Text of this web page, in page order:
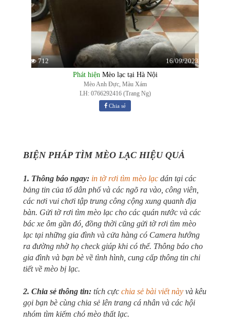
712
16/09/2023
Phát hiện Mèo lạc tại Hà Nội
Mèo Anh Đực, Màu Xám
LH: 0766292416 (Trang Ng)
Chia sẻ
BIỆN PHÁP TÌM MÈO LẠC HIỆU QUẢ
1. Thông báo ngay: in tờ rơi tìm mèo lạc dán tại các
bảng tin của tổ dân phố và các ngõ ra vào, công viên,
các nơi vui chơi tập trung công cộng xung quanh địa
bàn. Gửi tờ rơi tìm mèo lạc cho các quán nước và các
bác xe ôm gần đó, đồng thời cũng gửi tờ rơi tìm mèo
lạc tại những gia đình và cửa hàng có Camera hướng
ra đường nhờ họ check giúp khi có thể. Thông báo cho
gia đình và bạn bè về tình hình, cung cấp thông tin chi
tiết về mèo bị lạc.
2. Chia sẻ thông tin: tích cực chia sẻ bài viết này và kêu
gọi bạn bè cùng chia sẻ lên trang cá nhân và các hội
nhóm tìm kiếm chó mèo thất lạc.